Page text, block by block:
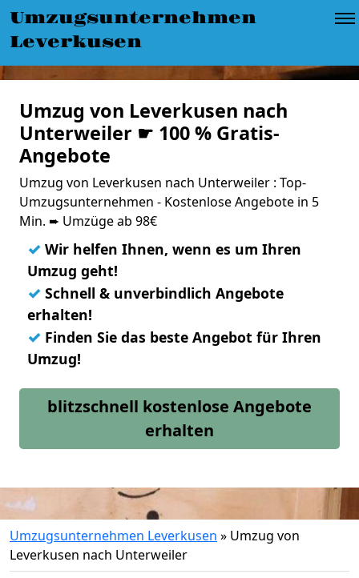
Umzugsunternehmen
Leverkusen
Umzug von Leverkusen nach
Unterweiler ☛ 100 % Gratis-
Angebote
Umzug von Leverkusen nach Unterweiler : Top-
Umzugsunternehmen - Kostenlose Angebote in 5
Min. ➨ Umzüge ab 98€
✓ Wir helfen Ihnen, wenn es um Ihren
Umzug geht!
✓ Schnell & unverbindlich Angebote
erhalten!
✓ Finden Sie das beste Angebot für Ihren
Umzug!
blitzschnell kostenlose Angebote
erhalten
Umzugsunternehmen Leverkusen » Umzug von
Leverkusen nach Unterweiler